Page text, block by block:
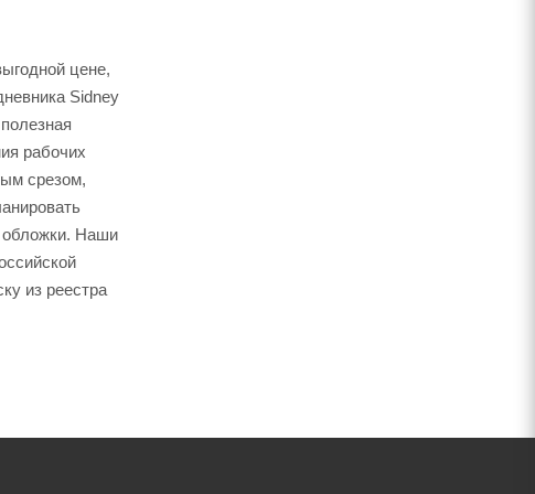
цене,
Sidney
рабочих
срезом,
обложки. Наши
из реестра